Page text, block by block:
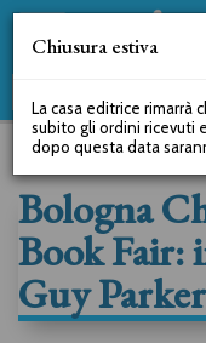
Bologna
Book Fair:
Guy
Chiusura estiva
La casa editrice rimarrà
subito gli ordini ricevuti
dopo questa data